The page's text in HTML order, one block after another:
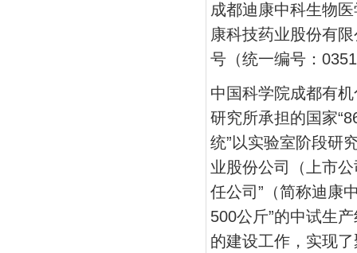
成都迪康中科生物
康科技药业股份有
号（统一编号：
中国科学院成都有
研究所承担的国家
统”以实验室阶段研
业股份公司（上市
任公司”（简称迪康
500公斤”的中试生
的建设工作，实现